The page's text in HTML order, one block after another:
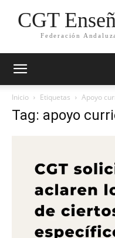
CGT
Federación
Inicio Etiquetas Apoyo
Tag: apoyo